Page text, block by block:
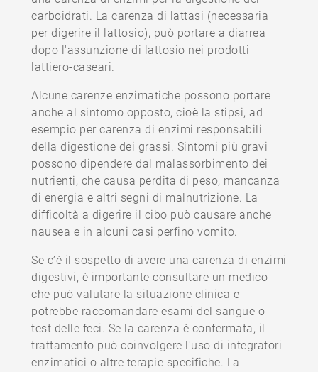
carboidrati. La carenza di lattasi (necessaria
per digerire il lattosio), può portare a diarrea
dopo l'assunzione di lattosio nei prodotti
lattiero-caseari.
Alcune carenze enzimatiche possono portare
anche al sintomo opposto, cioè la stipsi, ad
esempio per carenza di enzimi responsabili
della digestione dei grassi. Sintomi più gravi
possono dipendere dal malassorbimento dei
nutrienti, che causa perdita di peso, mancanza
di energia e altri segni di malnutrizione. La
difficoltà a digerire il cibo può causare anche
nausea e in alcuni casi perfino vomito.
Se c’è il sospetto di avere una carenza di enzimi
digestivi, è importante consultare un medico
che può valutare la situazione clinica e
potrebbe raccomandare esami del sangue o
test delle feci. Se la carenza è confermata, il
trattamento può coinvolgere l'uso di integratori
enzimatici o altre terapie specifiche. La